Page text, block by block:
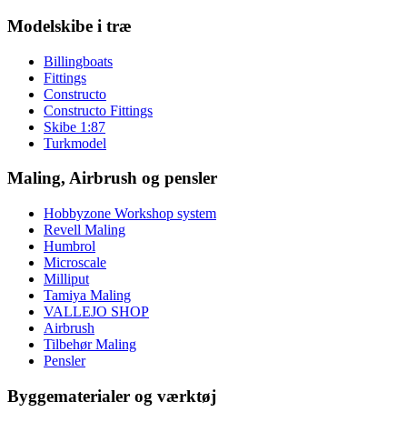
Modelskibe i træ
Billingboats
Fittings
Constructo
Constructo Fittings
Skibe 1:87
Turkmodel
Maling, Airbrush og pensler
Hobbyzone Workshop system
Revell Maling
Humbrol
Microscale
Milliput
Tamiya Maling
VALLEJO SHOP
Airbrush
Tilbehør Maling
Pensler
Byggematerialer og værktøj